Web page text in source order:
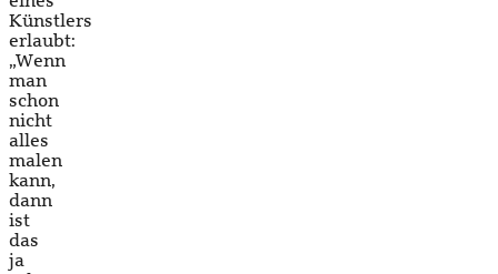
Künstlers
erlaubt:
„Wenn
man
schon
nicht
alles
malen
kann,
dann
ist
das
ja